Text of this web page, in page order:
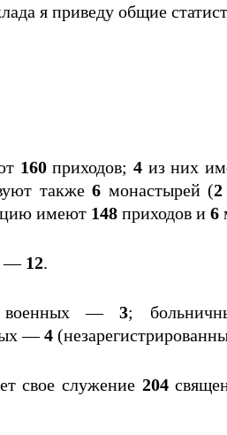
я приведу общие
160приходов;4 из них
также6 монастырей (2
имеют 148 приходов и 6
— 12.
военных —3;
—4
свое служение 204